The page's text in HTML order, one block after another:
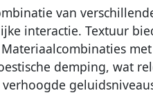
van
interactie. Textuur
demping, wat